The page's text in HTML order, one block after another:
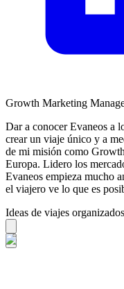
Growth Marketing
Dar a conocer Evaneos a
crear un viaje único y a
de mi misión como
Europa. Lidero los
Evaneos empieza mucho
el viajero ve lo que es
Ideas de viajes